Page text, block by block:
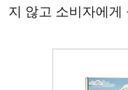
지 않고 소비자에게